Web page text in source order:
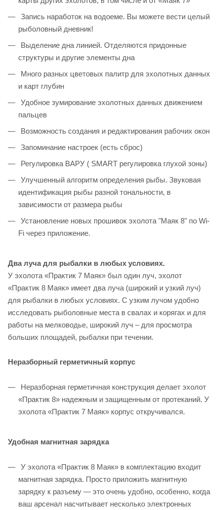
Запись наработок на водоеме. Вы можете вести целый
рыболовный дневник!
Выделение дна линией. Отделяются придонные
структуры и другие элементы дна
Много разных цветовых палитр для эхолотных данных
и карт глубин
Удобное зумирование эхолотных данных движением
пальцев
Возможность создания и редактирования рабочих окон
Запоминание настроек (есть сброс)
Регулировка ВАРУ ( SMART регулировка глухой зоны)
Улучшенный алгоритм определения рыбы. Звуковая
идентификация рыбы разной тональности, в
зависимости от размера рыбы
Установление новых прошивок эхолота "Маяк 8" по Wi-
Fi через приложение.
Два луча для рыбалки в любых условиях.
У эхолота «Практик 7 Маяк» был один луч, эхолот
«Практик 8 Маяк» имеет два луча (широкий и узкий луч)
для рыбалки в любых условиях. С узким лучом удобно
исследовать рыболовные места в свалах и корягах и для
работы на мелководье, широкий луч – для просмотра
больших площадей, рыбалки при течении.
Неразборный герметичный корпус
Неразборная герметичная конструкция делает эхолот
«Практик 8» надежным и защищенным от протеканий. У
эхолота «Практик 7 Маяк» корпус откручивался.
Удобная магнитная зарядка
У эхолота «Практик 8 Маяк» в комплектацию входит
магнитная зарядка. Просто приложить магнитную
зарядку к разъему — это очень удобно, особенно, когда
ваш арсенал насчитывает несколько электронных